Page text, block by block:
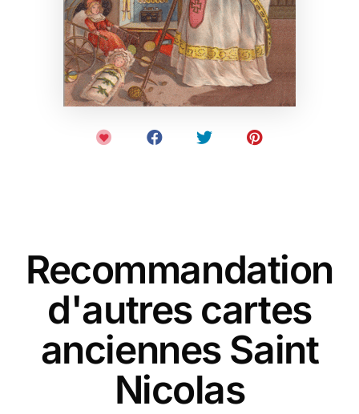
Recommandation
d'autres cartes
anciennes Saint
Nicolas